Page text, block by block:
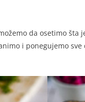
da osetimo šta
i ponegujemo sve